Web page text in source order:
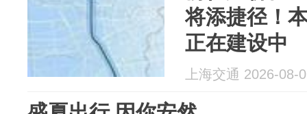
将添捷径！
正在建设中
上海交通 2026-08-